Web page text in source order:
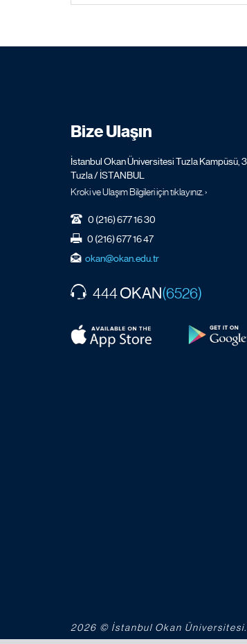
Bize Ulaşın
İstanbul Okan Üniversitesi Tuzla Kampüsü,
Tuzla / İSTANBUL
Kroki ve Ulaşım Bilgileri için tıklayınız. ›
0 (216) 677 16 30
0 (216) 677 16 47
okan@okan.edu.tr
444OKAN(6526)
2026 © İstanbul Okan Üniversitesi.